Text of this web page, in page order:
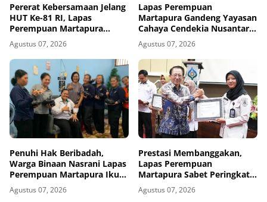
Pererat Kebersamaan Jelang
HUT Ke-81 RI, Lapas
Perempuan Martapura
Meriahkan Fun Walk
Bersama Kakanwil
Agustus 07, 2026
Lapas Perempuan
Martapura Gandeng Yayasan
Cahaya Cendekia Nusantara
Tingkatkan Literasi Hukum
Warga Binaan
Agustus 07, 2026
Penuhi Hak Beribadah,
Warga Binaan Nasrani Lapas
Perempuan Martapura Ikuti
Kebaktian Rohani
Agustus 07, 2026
Prestasi Membanggakan,
Lapas Perempuan
Martapura Sabet Peringkat
III Kinerja Pelaksanaan
Anggaran 2025
Agustus 07, 2026